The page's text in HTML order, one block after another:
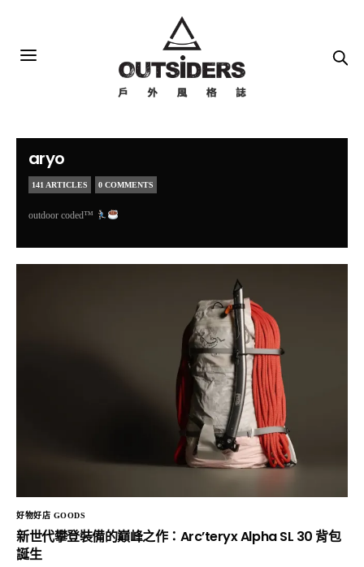
aryo
141 ARTICLES 0 COMMENTS
outdoor coded™
好物好店 GOODS
新世代攀登裝備的巔峰之作：Arc’teryx Alpha SL 30 背包
誕生